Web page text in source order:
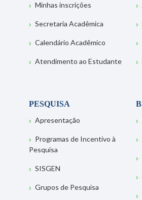
Minhas inscrições
Secretaria Acadêmica
Calendário Acadêmico
Atendimento ao Estudante
PESQUISA
Apresentação
Programas de Incentivo à
Pesquisa
SISGEN
Grupos de Pesquisa